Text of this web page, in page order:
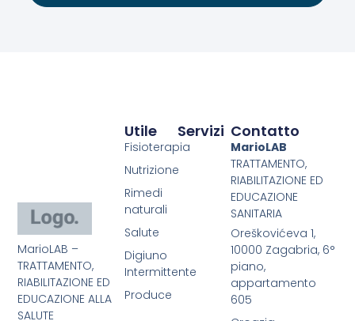
MarioLAB –
TRATTAMENTO,
RIABILITAZIONE ED
EDUCAZIONE ALLA
SALUTE
Servizi
Utile
Fisioterapia
Nutrizione
Rimedi
naturali
Salute
Digiuno
Intermittente
Produce
Contatto
MarioLAB
TRATTAMENTO,
RIABILITAZIONE ED
EDUCAZIONE
SANITARIA
Oreškovićeva 1,
10000 Zagabria, 6°
piano,
appartamento
605